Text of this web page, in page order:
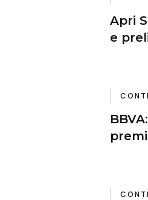
Apri
e
CONTI
CONTI